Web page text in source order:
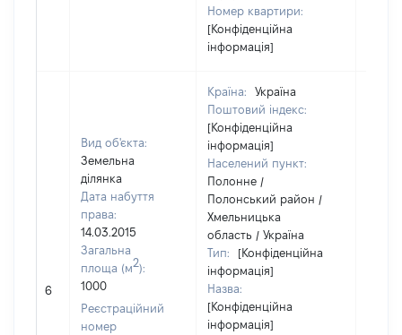
Номер квартири:
[Конфіденційна
інформація]
6
Вид об'єкта:
Земельна
ділянка
Дата набуття
права:
14.03.2015
Загальна
площа (м2):
1000
Реєстраційний
номер
Країна:
Україна
Поштовий індекс:
[Конфіденційна
інформація]
Населений пункт:
Полонне /
Полонський район /
Хмельницька
область / Україна
Тип:
[Конфіденційна
інформація]
Назва:
[Конфіденційна
інформація]